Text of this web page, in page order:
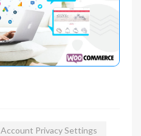
Account Privacy Settings